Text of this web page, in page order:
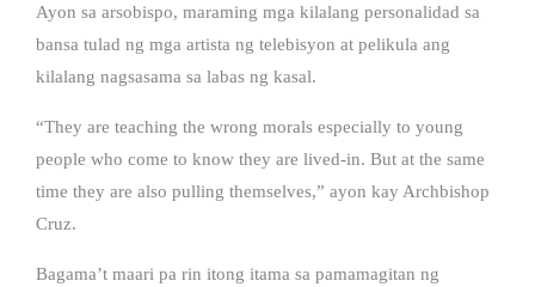
Ayon sa arsobispo, maraming mga kilalang personalidad sa
bansa tulad ng mga artista ng telebisyon at pelikula ang
kilalang nagsasama sa labas ng kasal.
“They are teaching the wrong morals especially to young
people who come to know they are lived-in. But at the same
time they are also pulling themselves,” ayon kay Archbishop
Cruz.
Bagama’t maari pa rin itong itama sa pamamagitan ng